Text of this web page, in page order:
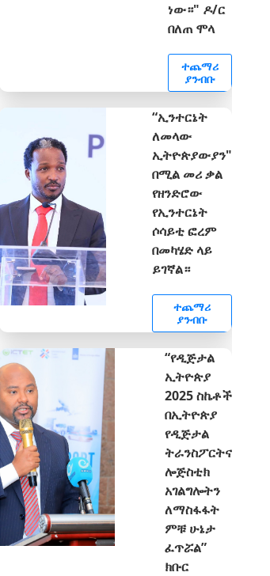
ነው።" ዶ/ር
በለጠ ሞላ
ተጨማሪ
ያንብቡ
“ኢንተርኔት
ለመላው
ኢትዮጵያውያን"
በሚል መሪ ቃል
የዘንድሮው
የኢንተርኔት
ሶሳይቲ ፎረም
በመካሄድ ላይ
ይገኛል።
ተጨማሪ
ያንብቡ
“የዲጅታል
ኢትዮጵያ
2025 ስኬቶች
በኢትዮጵያ
የዲጅታል
ትራንስፖርትና
ሎጅስቲክ
አገልግሎትን
ለማስፋፋት
ምቹ ሁኔታ
ፈጥሯል”
ክቡር